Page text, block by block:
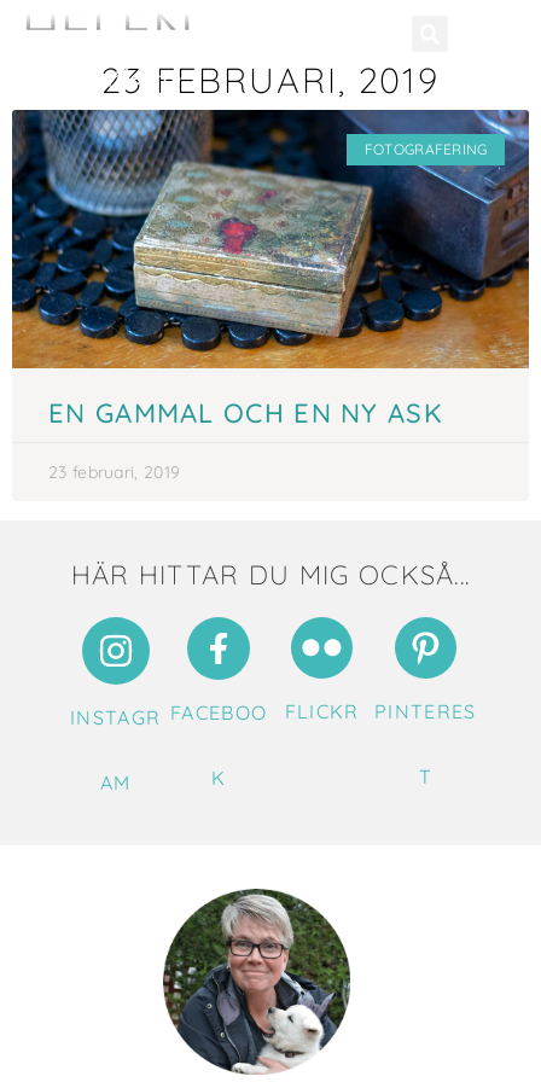
23 FEBRUARI, 2019
FOTOGRAFERING
EN GAMMAL OCH EN NY ASK
23 februari, 2019
HÄR HITTAR DU MIG OCKSÅ...
INSTAGR
AM
FACEBOO
K
FLICKR PINTERES
T